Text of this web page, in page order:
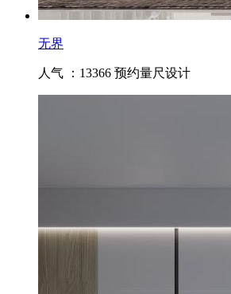
无界
人气 ：13366 预约量尺设计